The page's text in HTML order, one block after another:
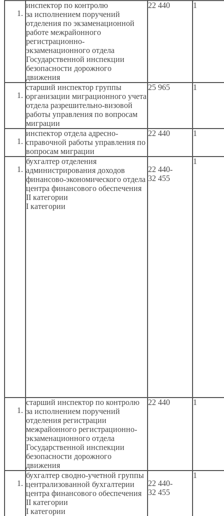
инспектор по контролю
за исполнением поручений
отделения по экзаменационной
работе межрайонного
регистрационно-
экзаменационного отдела
Государственной инспекции
безопасности дорожного
движения
22 440 1
старший инспектор группы
организации миграционного учета
отдела разрешительно-визовой
работы управления по вопросам
миграции
25 965 1
инспектор отдела адресно-
справочной работы управления по
вопросам миграции
22 440 1
бухгалтер отделения
администрирования доходов
финансово-экономического отдела
центра финансового обеспечения
II категории
I категории
22 440-
32 455
1
старший инспектор по контролю
за исполнением поручений
отделения регистрации
межрайонного регистрационно-
экзаменационного отдела
Государственной инспекции
безопасности дорожного
движения
22 440 1
бухгалтер сводно-учетной группы
централизованной бухгалтерии
центра финансового обеспечения
II категории
I категории
22 440-
32 455
1